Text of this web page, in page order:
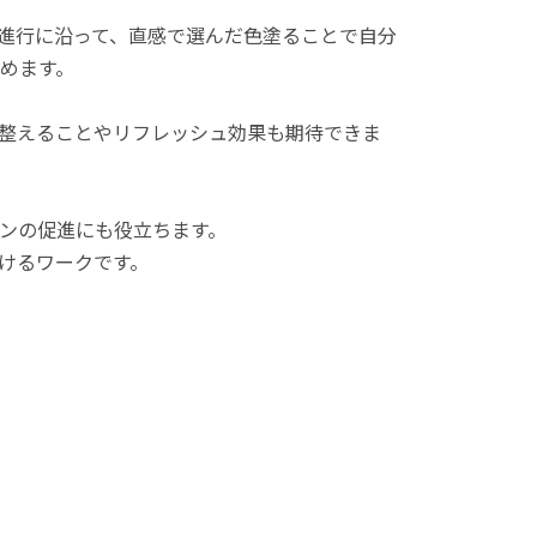
行に沿って、直感で選んだ色塗ることで自分
ます。
えることやリフレッシュ効果も期待できま
促進にも役立ちます。
ワークです。